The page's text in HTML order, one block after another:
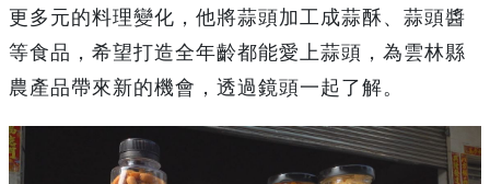
更多元的料理變化，他將蒜頭加工成蒜酥、蒜頭醬
等食品，希望打造全年齡都能愛上蒜頭，為雲林縣
農產品帶來新的機會，透過鏡頭一起了解。